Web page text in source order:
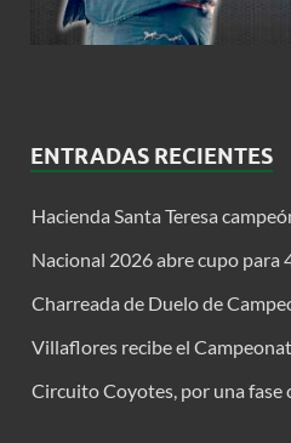
ENTRADAS RECIENTES
Hacienda Santa Teresa
Nacional 2026 abre cupo para
Charreada de Duelo de
Villaflores recibe el
Circuito Coyotes, por una fase